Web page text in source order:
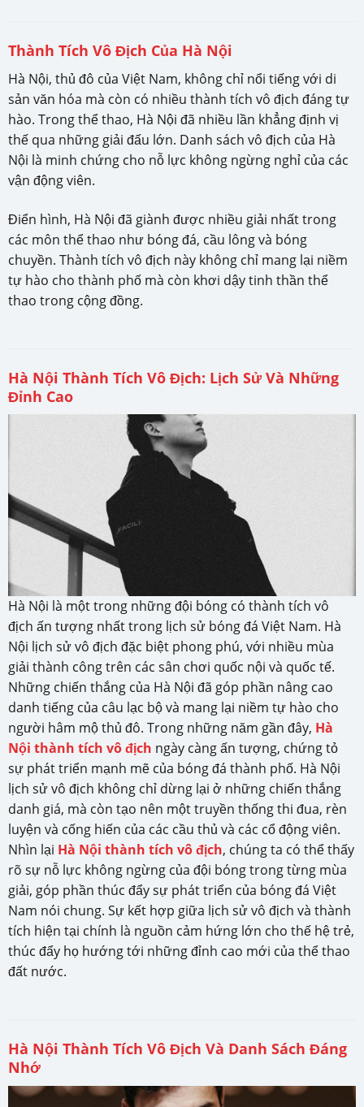
Thành Tích Vô Địch Của Hà Nội
Hà Nội, thủ đô của Việt Nam, không chỉ nổi tiếng với di
sản văn hóa mà còn có nhiều thành tích vô địch đáng tự
hào. Trong thể thao, Hà Nội đã nhiều lần khẳng định vị
thế qua những giải đấu lớn. Danh sách vô địch của Hà
Nội là minh chứng cho nỗ lực không ngừng nghỉ của các
vận động viên.
Điển hình, Hà Nội đã giành được nhiều giải nhất trong
các môn thể thao như bóng đá, cầu lông và bóng
chuyền. Thành tích vô địch này không chỉ mang lại niềm
tự hào cho thành phố mà còn khơi dậy tinh thần thể
thao trong cộng đồng.
Hà Nội Thành Tích Vô Địch: Lịch Sử Và Những
Đỉnh Cao
Hà Nội là một trong những đội bóng có thành tích vô
địch ấn tượng nhất trong lịch sử bóng đá Việt Nam. Hà
Nội lịch sử vô địch đặc biệt phong phú, với nhiều mùa
giải thành công trên các sân chơi quốc nội và quốc tế.
Những chiến thắng của Hà Nội đã góp phần nâng cao
danh tiếng của câu lạc bộ và mang lại niềm tự hào cho
người hâm mộ thủ đô. Trong những năm gần đây, Hà
Nội thành tích vô địch ngày càng ấn tượng, chứng tỏ
sự phát triển mạnh mẽ của bóng đá thành phố. Hà Nội
lịch sử vô địch không chỉ dừng lại ở những chiến thắng
danh giá, mà còn tạo nên một truyền thống thi đua, rèn
luyện và cống hiến của các cầu thủ và các cổ động viên.
Nhìn lại Hà Nội thành tích vô địch, chúng ta có thể thấy
rõ sự nỗ lực không ngừng của đội bóng trong từng mùa
giải, góp phần thúc đẩy sự phát triển của bóng đá Việt
Nam nói chung. Sự kết hợp giữa lịch sử vô địch và thành
tích hiện tại chính là nguồn cảm hứng lớn cho thế hệ trẻ,
thúc đẩy họ hướng tới những đỉnh cao mới của thể thao
đất nước.
Hà Nội Thành Tích Vô Địch Và Danh Sách Đáng
Nhớ